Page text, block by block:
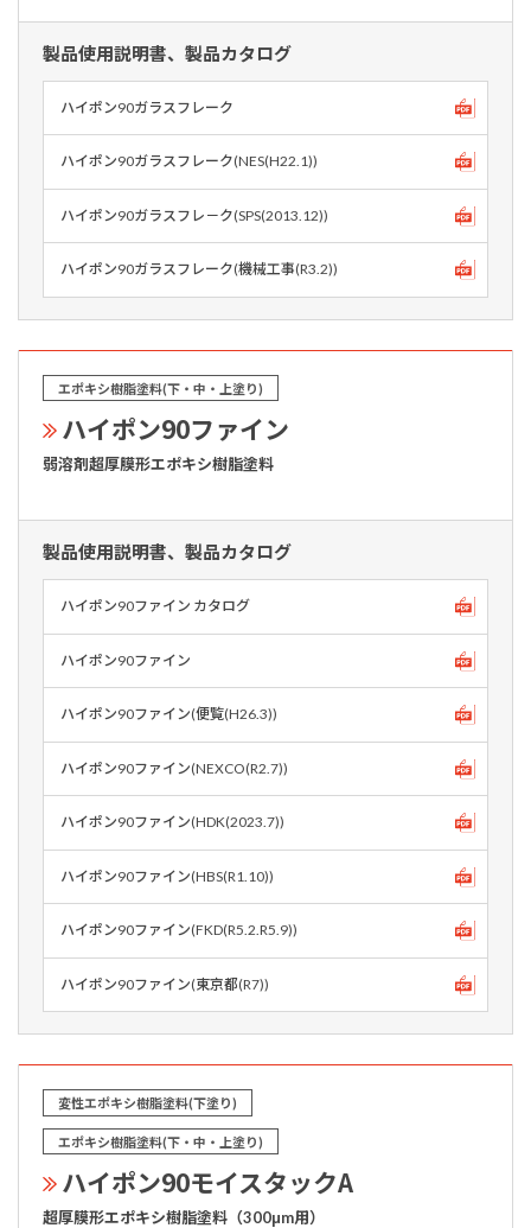
製品使用説明書、製品カタログ
ハイポン90ガラスフレーク
ハイポン90ガラスフレーク(NES(H22.1))
ハイポン90ガラスフレ－ク(SPS(2013.12))
ハイポン90ガラスフレーク(機械工事(R3.2))
エポキシ樹脂塗料(下・中・上塗り)
ハイポン90ファイン
弱溶剤超厚膜形エポキシ樹脂塗料
製品使用説明書、製品カタログ
ハイポン90ファイン カタログ
ハイポン90ファイン
ハイポン90ファイン(便覧(H26.3))
ハイポン90ファイン(NEXCO(R2.7))
ハイポン90ファイン(HDK(2023.7))
ハイポン90ファイン(HBS(R1.10))
ハイポン90ファイン(FKD(R5.2.R5.9))
ハイポン90ファイン(東京都(R7))
変性エポキシ樹脂塗料(下塗り)
エポキシ樹脂塗料(下・中・上塗り)
ハイポン90モイスタックA
超厚膜形エポキシ樹脂塗料（300μm用）